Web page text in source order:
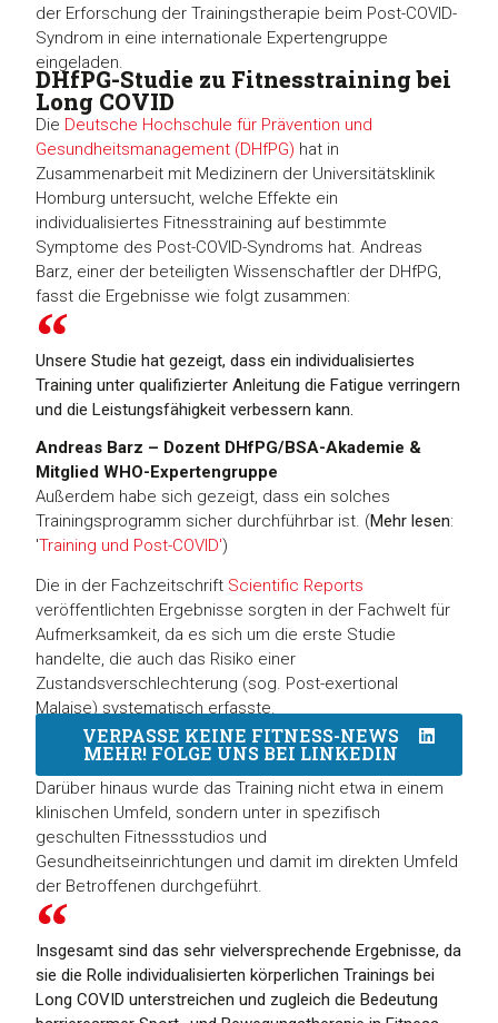
der Erforschung der Trainingstherapie beim Post-COVID-
Syndrom in eine internationale Expertengruppe
eingeladen.
DHfPG-Studie zu Fitnesstraining bei
Long COVID
Die Deutsche Hochschule für Prävention und
Gesundheitsmanagement (DHfPG) hat in
Zusammenarbeit mit Medizinern der Universitätsklinik
Homburg untersucht, welche Effekte ein
individualisiertes Fitnesstraining auf bestimmte
Symptome des Post-COVID-Syndroms hat. Andreas
Barz, einer der beteiligten Wissenschaftler der DHfPG,
fasst die Ergebnisse wie folgt zusammen:
Unsere Studie hat gezeigt, dass ein individualisiertes
Training unter qualifizierter Anleitung die Fatigue verringern
und die Leistungsfähigkeit verbessern kann.
Andreas Barz – Dozent DHfPG/BSA-Akademie &
Mitglied WHO-Expertengruppe
Außerdem habe sich gezeigt, dass ein solches
Trainingsprogramm sicher durchführbar ist. (Mehr lesen:
'Training und Post-COVID')
Die in der Fachzeitschrift Scientific Reports
veröffentlichten Ergebnisse sorgten in der Fachwelt für
Aufmerksamkeit, da es sich um die erste Studie
handelte, die auch das Risiko einer
Zustandsverschlechterung (sog. Post-exertional
Malaise) systematisch erfasste.
VERPASSE KEINE FITNESS-NEWS
MEHR! FOLGE UNS BEI LINKEDIN
Darüber hinaus wurde das Training nicht etwa in einem
klinischen Umfeld, sondern unter in spezifisch
geschulten Fitnessstudios und
Gesundheitseinrichtungen und damit im direkten Umfeld
der Betroffenen durchgeführt.
Insgesamt sind das sehr vielversprechende Ergebnisse, da
sie die Rolle individualisierten körperlichen Trainings bei
Long COVID unterstreichen und zugleich die Bedeutung